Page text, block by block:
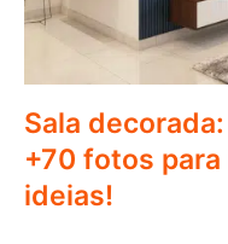
Sala
+70 fotos
ideias!